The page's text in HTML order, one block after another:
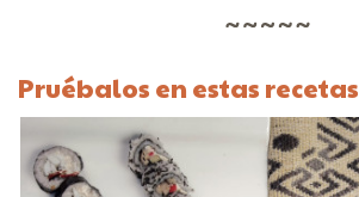
Pruébalos en estas recetas